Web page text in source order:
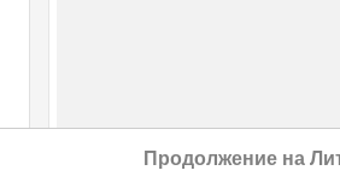
198.
Продолжение на